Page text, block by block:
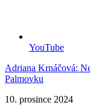
YouTube
Adriana Krnáčová:
Palmovku
10. prosince 2024